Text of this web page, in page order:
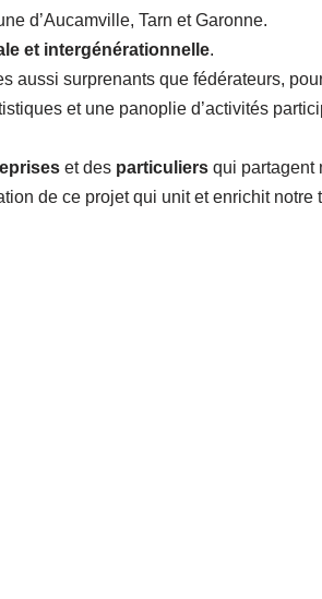
d’Aucamville, Tarn et Garonne.
et intergénérationnelle.
surprenants que fédérateurs,
et une panoplie d’activités
et des particuliers qui partagent
de ce projet qui unit et enrichit notre